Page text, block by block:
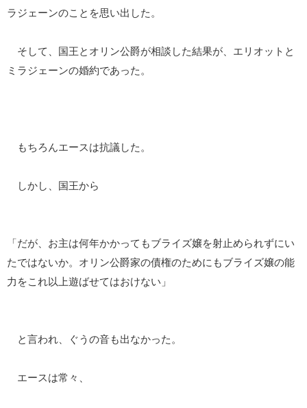
ラジェーンのことを思い出した。
そして、国王とオリン公爵が相談した結果が、エリオットと
ミラジェーンの婚約であった。
もちろんエースは抗議した。
しかし、国王から
「だが、お主は何年かかってもブライズ嬢を射止められずにい
たではないか。オリン公爵家の債権のためにもブライズ嬢の能
力をこれ以上遊ばせてはおけない」
と言われ、ぐうの音も出なかった。
エースは常々、